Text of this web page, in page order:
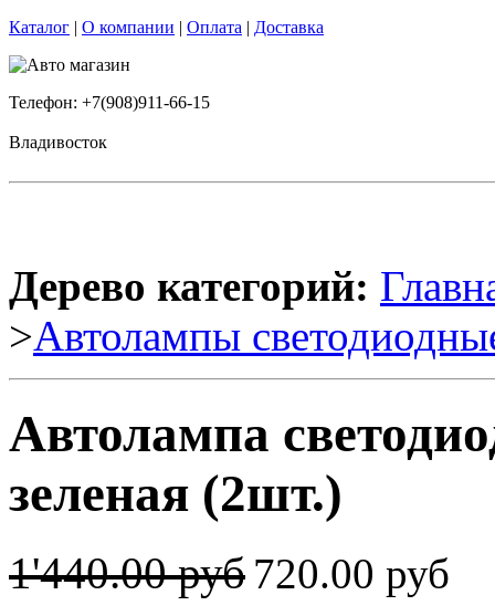
Каталог | О компании | Оплата | Доставка
Телефон: +7(908)911-66-15
Владивосток
Дерево категорий:
>Автолампы
Автолампа
зеленая (2шт.)
1'440.00 руб 720.00 руб